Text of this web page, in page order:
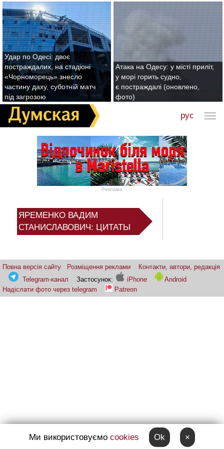
Удар по Одесі: двоє
постраждалих, на стадіоні
«Чорноморець» знесло
частину даху, суботній матч
під загрозою
Атака на Одесу: у місті приліт,
у морі горить судно,
є постраждалі (оновлено,
фото)
рус
Реклама
ЯРЕМЕНКО ВАДИМ
СТАНИСЛАВОВИЧ: ЦИТАТЫ
Повна версія сайту Розміщення реклами
Контакти, автори, редакція
Telegram-канал
Застосунок: iPhone
Android
Надіслати фото через telegram
Patreon
Ми використовуємо cookies Ok ×